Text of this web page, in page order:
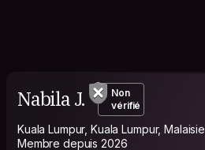
Nabila J.
Non
vérifié
Kuala Lumpur, Kuala Lumpur, Malaisie
Membre depuis 2026